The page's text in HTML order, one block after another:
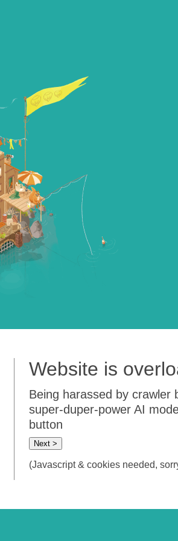
Website is
Being harassed by
super-duper-power AI
button
Next >
(Javascript & cookies needed,